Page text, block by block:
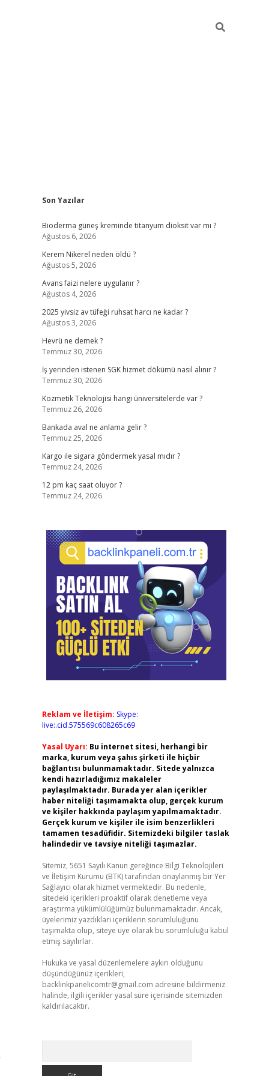
Sidebar
Son Yazılar
Bioderma güneş kreminde titanyum dioksit var mı ?
Ağustos 6, 2026
Kerem Nikerel neden öldü ?
Ağustos 5, 2026
Avans faizi nelere uygulanır ?
Ağustos 4, 2026
2025 yivsiz av tüfeği ruhsat harcı ne kadar ?
Ağustos 3, 2026
Hevrü ne demek ?
Temmuz 30, 2026
İş yerinden istenen SGK hizmet dökümü nasıl alınır ?
Temmuz 30, 2026
Kozmetik Teknolojisi hangi üniversitelerde var ?
Temmuz 26, 2026
Bankada aval ne anlama gelir ?
Temmuz 25, 2026
Kargo ile sigara göndermek yasal mıdır ?
Temmuz 24, 2026
12 pm kaç saat oluyor ?
Temmuz 24, 2026
Reklam ve İletişim: Skype:
live:.cid.575569c608265c69
Yasal Uyarı: Bu internet sitesi, herhangi bir
marka, kurum veya şahıs şirketi ile hiçbir
bağlantısı bulunmamaktadır. Sitede yalnızca
kendi hazırladığımız makaleler
paylaşılmaktadır. Burada yer alan içerikler
haber niteliği taşımamakta olup, gerçek kurum
ve kişiler hakkında paylaşım yapılmamaktadır.
Gerçek kurum ve kişiler ile isim benzerlikleri
tamamen tesadüfidir. Sitemizdeki bilgiler taslak
halindedir ve tavsiye niteliği taşımazlar.
Sitemiz, 5651 Sayılı Kanun gereğince Bilgi Teknolojileri
ve İletişim Kurumu (BTK) tarafından onaylanmış bir Yer
Sağlayıcı olarak hizmet vermektedir. Bu nedenle,
sitedeki içerikleri proaktif olarak denetleme veya
araştırma yükümlülüğümüz bulunmamaktadır. Ancak,
üyelerimiz yazdıkları içeriklerin sorumluluğunu
taşımakta olup, siteye üye olarak bu sorumluluğu kabul
etmiş sayılırlar.
Hukuka ve yasal düzenlemelere aykırı olduğunu
düşündüğünüz içerikleri,
backlinkpanelicomtr@gmail.com adresine bildirmeniz
halinde, ilgili içerikler yasal süre içerisinde sitemizden
kaldırılacaktır.